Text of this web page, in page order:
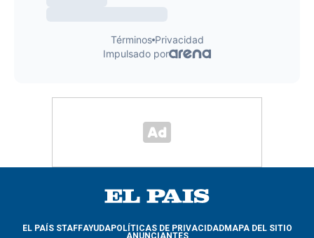
EL PAÍS STAFFAYUDAPOLÍTICAS DE PRIVACIDADMAPA DEL SITIO